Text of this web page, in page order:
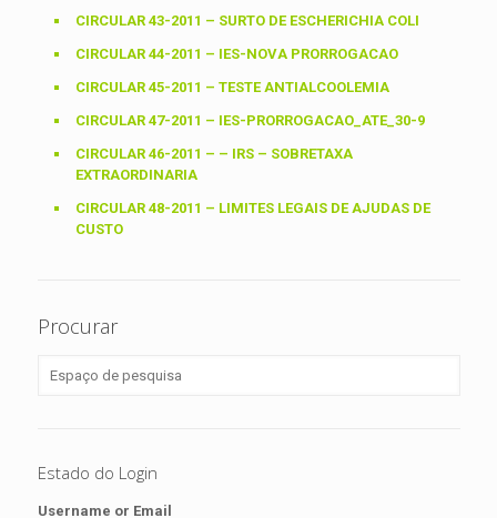
CIRCULAR 43-2011 – SURTO DE ESCHERICHIA COLI
CIRCULAR 44-2011 – IES-NOVA PRORROGACAO
CIRCULAR 45-2011 – TESTE ANTIALCOOLEMIA
CIRCULAR 47-2011 – IES-PRORROGACAO_ATE_30-9
CIRCULAR 46-2011 – – IRS – SOBRETAXA
EXTRAORDINARIA
CIRCULAR 48-2011 – LIMITES LEGAIS DE AJUDAS DE
CUSTO
Procurar
Estado do Login
Username or Email